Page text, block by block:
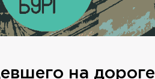
на дороге